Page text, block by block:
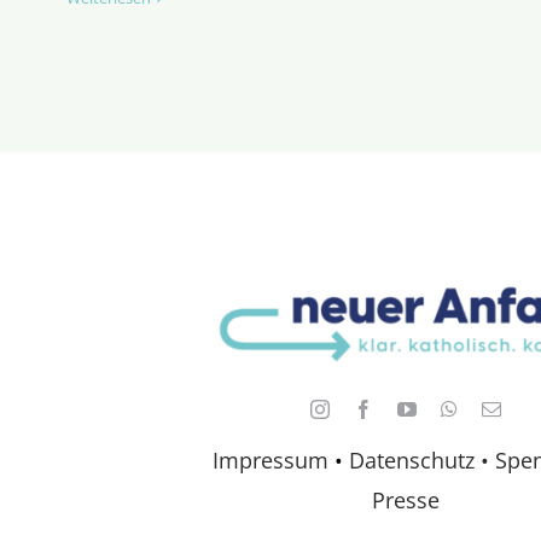
Impressum • Datenschutz •
Presse